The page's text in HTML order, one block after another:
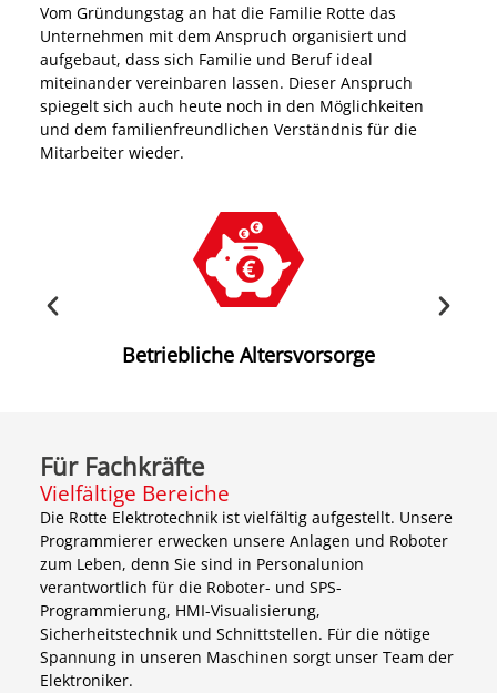
Vom Gründungstag an hat die Familie Rotte das
Unternehmen mit dem Anspruch organisiert und
aufgebaut, dass sich Familie und Beruf ideal
miteinander vereinbaren lassen. Dieser Anspruch
spiegelt sich auch heute noch in den Möglichkeiten
und dem familienfreundlichen Verständnis für die
Mitarbeiter wieder.
Betriebliche Altersvorsorge
Für Fachkräfte
Vielfältige Bereiche
Die Rotte Elektrotechnik ist vielfältig aufgestellt. Unsere
Programmierer erwecken unsere Anlagen und Roboter
zum Leben, denn Sie sind in Personalunion
verantwortlich für die Roboter- und SPS-
Programmierung, HMI-Visualisierung,
Sicherheitstechnik und Schnittstellen. Für die nötige
Spannung in unseren Maschinen sorgt unser Team der
Elektroniker.